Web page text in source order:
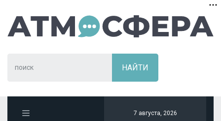
7 августа, 2026